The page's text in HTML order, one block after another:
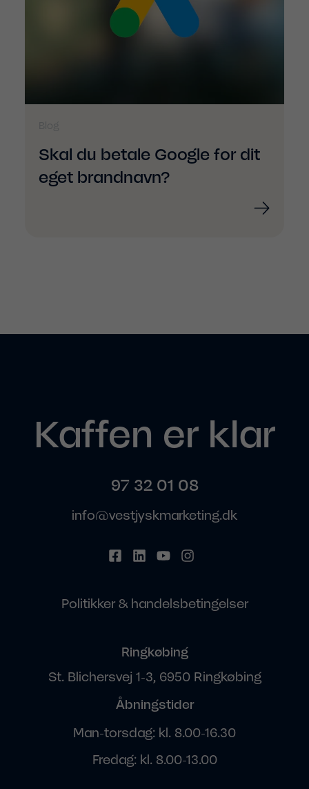
Skal du betale Google for dit
eget brandnavn?
Kaffen er klar
97 32 01 08
info@vestjyskmarketing.dk
Politikker & handelsbetingelser
Ringkøbing
St. Blichersvej 1-3, 6950 Ringkøbing
Åbningstider
Man-torsdag: kl. 8.00-16.30
Fredag: kl. 8.00-13.00